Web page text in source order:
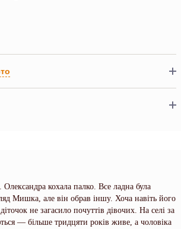
кохала палко. Все ладна була
Мишка, але він обрав іншу. Хоча навіть його
не загасило почуттів дівочих. На селі за
— більше тридцяти років живе, а чоловіка